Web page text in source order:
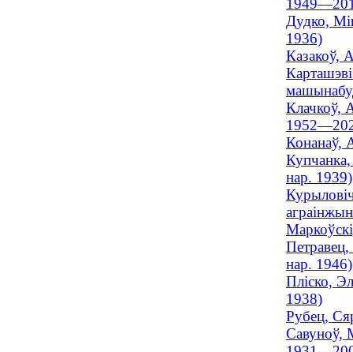
Дудко,
1936)
Казакоў,
Клачкоў,
Конанаў,
Купчанка,
нар. 1939)
Петравец,
нар. 1946)
Пліско,
1938)
Рубец,
Савуноў,